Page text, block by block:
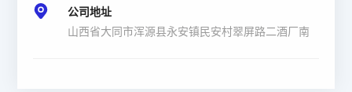
公司地址
山西省大同市浑源县永安镇民安村翠屏路二酒厂南